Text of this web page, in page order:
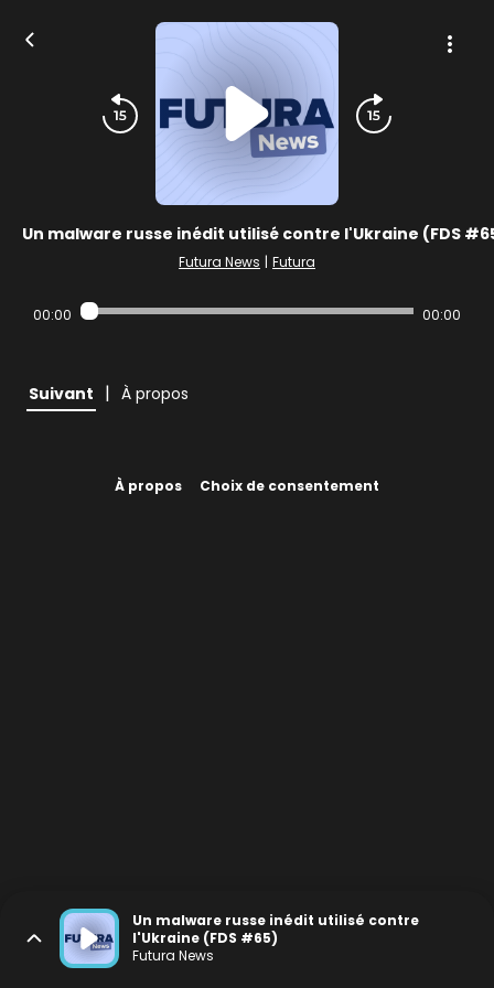
Un malware russe inédit utilisé contre l'Ukraine (FDS
Futura News | Futura
00:00 00:00
Suivant | À propos
À propos Choix de consentement
Un malware russe inédit utilisé contre
l'Ukraine (FDS #65)
Futura News